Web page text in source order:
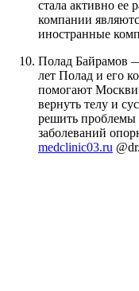
стала активно ее
компании
иностранные
Полад Байрамов
лет Полад и его
помогают
вернуть телу и
решить проблемы
заболеваний
medclinic03.ru